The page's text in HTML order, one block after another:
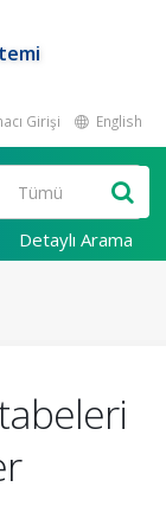
Girişi English
Detaylı Arama